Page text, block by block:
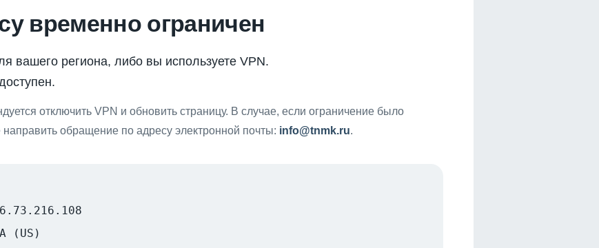
временно ограничен
вашего региона, либо вы используете VPN.
отключить VPN и обновить страницу. В случае, если ограничение было
обращение по адресу электронной почты: info@tnmk.ru.
(US)